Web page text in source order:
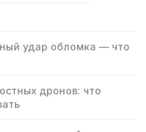
удар обломка — что
дронов: что